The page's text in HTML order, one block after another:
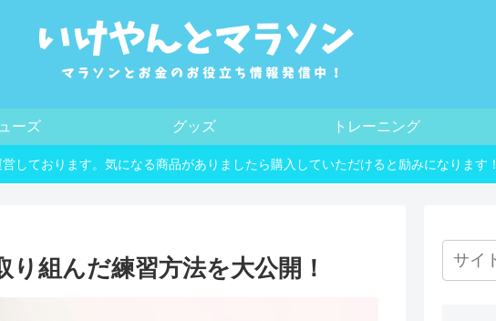
ーズ グッズ トレーニング
しております。気になる商品がありましたら購入していただけると励みになります！
組んだ練習方法を大公開！